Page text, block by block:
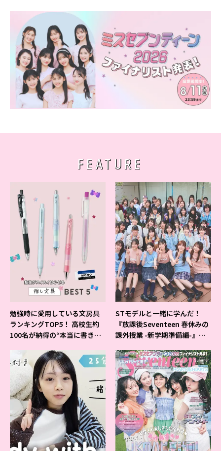
FEATURE
勉強時に愛用している文房具
ランキングTOP5！ 高校生約
100名が納得の“本当に書きや
STモデルと一緒に学んだ！
『放課後Seventeen 春休みの
課外授業 -新学期準備編-』イ